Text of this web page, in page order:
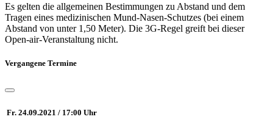
Es gelten die allgemeinen Bestimmungen zu Abstand und dem
Tragen eines medizinischen Mund-Nasen-Schutzes (bei einem
Abstand von unter 1,50 Meter). Die 3G-Regel greift bei dieser
Open-air-Veranstaltung nicht.
Vergangene Termine
Fr. 24.09.2021 / 17:00 Uhr